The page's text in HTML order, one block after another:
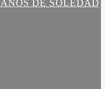
DE SOLEDAD